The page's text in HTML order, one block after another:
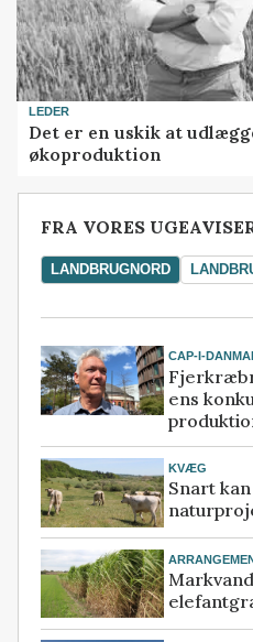
LEDER
Det er en uskik at
økoproduktion
FRA VORES
LANDBRUGNORD
CAP-I-
ens
KVÆG
Snart